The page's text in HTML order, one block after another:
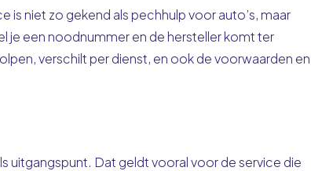
is niet zo gekend als pechhulp voor auto’s, maar
je een noodnummer en de hersteller komt ter
verschilt per dienst, en ook de voorwaarden en
uitgangspunt. Dat geldt vooral voor de service die